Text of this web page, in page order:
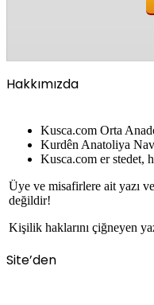
Hakkımızda
Kusca.com Orta
Kurdên Anatoliya
Kusca.com er stedet,
Üye ve misafirlere ait yazı
değildir!
Kişilik haklarını çiğneyen
Site’den